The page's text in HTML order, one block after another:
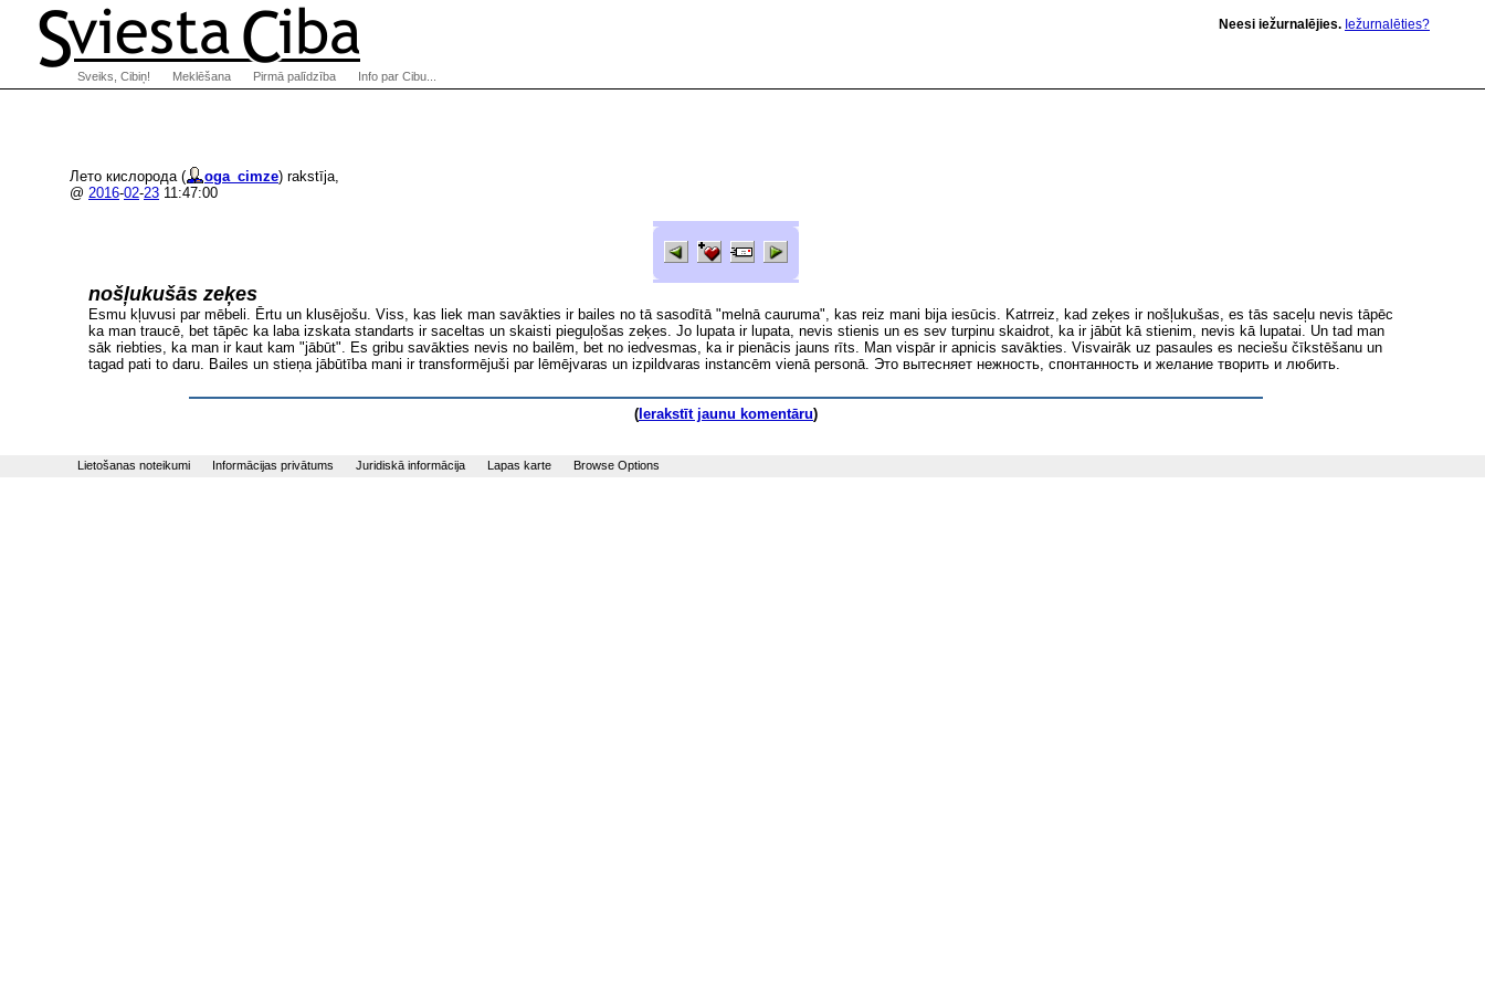
Лето кислорода ( oga_cimze) rakstīja,
@ 2016-02-23 11:47:00
nošļukušās zeķes
Esmu kļuvusi par mēbeli. Ērtu un klusējošu. Viss, kas liek man savākties ir bailes no tā sasodītā "melnā cauruma", kas reiz mani bija iesūcis. Katrreiz, kad zeķes ir nošļukušas, es tās saceļu nevis tāpēc
ka man traucē, bet tāpēc ka laba izskata standarts ir saceltas un skaisti pieguļošas zeķes. Jo lupata ir lupata, nevis stienis un es sev turpinu skaidrot, ka ir jābūt kā stienim, nevis kā lupatai. Un tad man
sāk riebties, ka man ir kaut kam "jābūt". Es gribu savākties nevis no bailēm, bet no iedvesmas, ka ir pienācis jauns rīts. Man vispār ir apnicis savākties. Visvairāk uz pasaules es neciešu čīkstēšanu un
tagad pati to daru. Bailes un stieņa jābūtība mani ir transformējuši par lēmējvaras un izpildvaras instancēm vienā personā. Это вытесняет нежность, спонтанность и желание творить и любить.
( Ierakstīt jaunu komentāru)
Neesi iežurnalējies. Iežurnalēties?
Sveiks, Cibiņ! Meklēšana Pirmā palīdzība Info par Cibu...
Lietošanas noteikumi Informācijas privātums Juridiskā informācija Lapas karte Browse Options